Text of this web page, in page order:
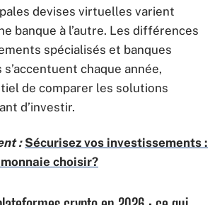
devises virtuelles varient
banque à l’autre. Les différences
spécialisés et banques
chaque année,
de comparer les solutions
d’investir.
: Sécurisez vos investissements :
choisir?